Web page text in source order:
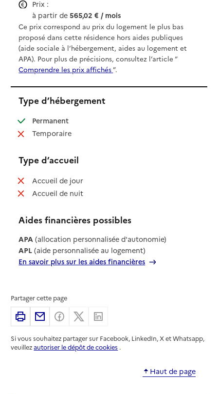
Prix :
à partir de565,02 € / mois
Ce prix correspond au prix du logement le plus bas
proposé dans cette résidence hors aides publiques
(aide sociale à l’hébergement, aides au logement et
APA). Pour plus de précisions, consultez l’article “
Comprendre les prix affichés”.
Type d’hébergement
Permanent: disponible
Temporaire: non disponible
Type d’accueil
Accueil de jour: non disponible
Accueil de nuit: non disponible
Aides financières possibles
APA (allocation personnalisée d'autonomie)
APL (aide personnalisée au logement)
En savoir plus sur les aides financières
Partager cette page
ImprimerPartager par email
Partager sur Facebook
Partager sur X
Si vous souhaitez partager sur Facebook, LinkedIn, X et Whatsapp,
veuillezautoriser le dépôt de cookies .
Haut de page